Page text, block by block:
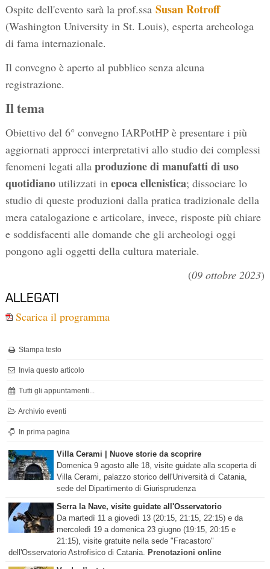
Ospite dell'evento sarà la prof.ssa Susan Rotroff
(Washington University in St. Louis), esperta archeologa
di fama internazionale.
Il convegno è aperto al pubblico senza alcuna
registrazione.
Il tema
Obiettivo del 6° convegno IARPotHP è presentare i più
aggiornati approcci interpretativi allo studio dei complessi
fenomeni legati alla produzione di manufatti di uso
quotidianoutilizzati in epoca ellenistica; dissociare lo
studio di queste produzioni dalla pratica tradizionale della
mera catalogazione e articolare, invece, risposte più chiare
e soddisfacenti alle domande che gli archeologi oggi
pongono agli oggetti della cultura materiale.
(09 ottobre 2023)
ALLEGATI
Scarica il programma
Stampa testo
Invia questo articolo
Tutti gli appuntamenti...
Archivio eventi
In prima pagina
Villa Cerami | Nuove storie da scoprire
Domenica 9 agosto alle 18, visite guidate alla scoperta di
Villa Cerami, palazzo storico dell'Università di Catania,
sede del Dipartimento di Giurisprudenza
Serra la Nave, visite guidate all'Osservatorio
Da martedì 11 a giovedì 13 (20:15, 21:15, 22:15) e da
mercoledì 19 a domenica 23 giugno (19:15, 20:15 e
21:15), visite gratuite nella sede "Fracastoro"
dell'Osservatorio Astrofisico di Catania. Prenotazioni online